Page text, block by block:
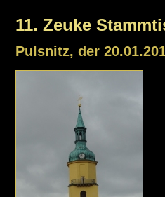
11. Zeuke
Pulsnitz, der